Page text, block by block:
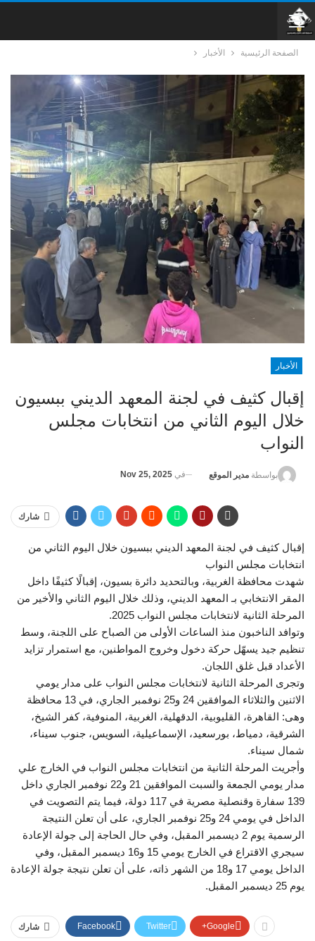
الصفحة الرئيسية الأخبار
الأخبار
إقبال كثيف في لجنة المعهد الديني ببسيون
خلال اليوم الثاني من انتخابات مجلس
النواب
بواسطة مدير الموقع في Nov 25, 2025
شارك
إقبال كثيف في لجنة المعهد الديني ببسيون خلال اليوم الثاني من
انتخابات مجلس النواب
شهدت محافظة الغربية، وبالتحديد دائرة بسيون، إقبالًا كثيفًا داخل
المقر الانتخابي بـ المعهد الديني، وذلك خلال اليوم الثاني والأخير من
المرحلة الثانية لانتخابات مجلس النواب 2025.
وتوافد الناخبون منذ الساعات الأولى من الصباح على اللجنة، وسط
تنظيم جيد يسهّل حركة دخول وخروج المواطنين، مع استمرار تزايد
الأعداد قبل غلق اللجان.
وتجرى المرحلة الثانية لانتخابات مجلس النواب على مدار يومي
الاثنين والثلاثاء الموافقين 24 و25 نوفمبر الجاري، في 13 محافظة
وهى: القاهرة، القليوبية، الدقهلية، الغربية، المنوفية، كفر الشيخ،
الشرقية، دمياط، بورسعيد، الإسماعيلية، السويس، جنوب سيناء،
شمال سيناء.
وأجريت المرحلة الثانية من انتخابات مجلس النواب في الخارج علي
مدار يومي الجمعة والسبت الموافقين 21 و22 نوفمبر الجاري داخل
139 سفارة وقنصلية مصرية في 117 دولة، فيما يتم التصويت في
الداخل في يومي 24 و25 نوفمبر الجاري، على أن تعلن النتيجة
الرسمية يوم 2 ديسمبر المقبل، وفي حال الحاجة إلى جولة الإعادة
سيجري الاقتراع في الخارج يومي 15 و16 ديسمبر المقبل، وفي
الداخل يومي 17 و18 من الشهر ذاته، على أن تعلن نتيجة جولة الإعادة
يوم 25 ديسمبر المقبل.
شارك Facebook Twitter Google+